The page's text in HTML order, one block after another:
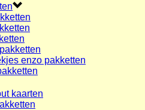
enzo pakketten
kaarten